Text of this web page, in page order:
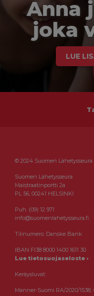
Anna
joka
LUE
© 2024 Suomen Lähetysseura
Suomen Lähetysseura
Maistraatinportti 2a
PL 56, 00241 HELSINKI
Puh. (09) 12 971
info@suomenlahetysseura.fi
Tilinumero: Danske Bank
IBAN FI38 8000 1400 1611 30
Lue tietosuojaseloste ›
Keräysluvat:
Manner-Suomi RA/2020/1538,